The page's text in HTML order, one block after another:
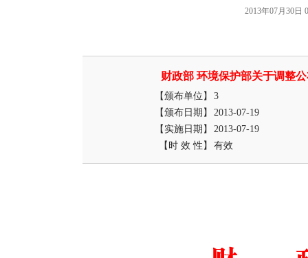
2013年07月30日
财政部 环境保护部关于调整
【颁布单位】
3
【颁布日期】
2013-07-19
【实施日期】
2013-07-19
【时 效 性】
有效